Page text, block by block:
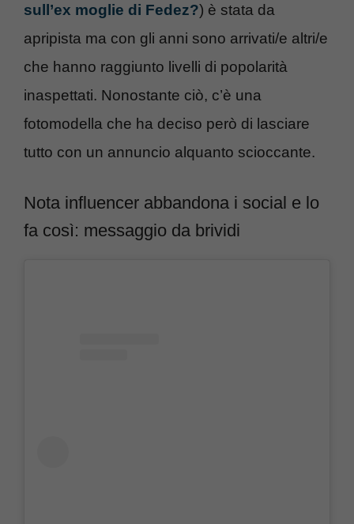
sull’ex moglie di Fedez?) è stata da
apripista ma con gli anni sono arrivati/e altri/e
che hanno raggiunto livelli di popolarità
inaspettati. Nonostante ciò, c’è una
fotomodella che ha deciso però di lasciare
tutto con un annuncio alquanto scioccante.
Nota influencer abbandona i social e lo
fa così: messaggio da brividi